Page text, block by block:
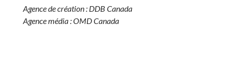
Agence de création : DDB Canada
Agence média : OMD Canada